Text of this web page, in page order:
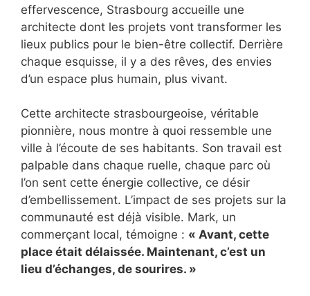
effervescence, Strasbourg accueille une
architecte dont les projets vont transformer les
lieux publics pour le bien-être collectif. Derrière
chaque esquisse, il y a des rêves, des envies
d’un espace plus humain, plus vivant.
Cette architecte strasbourgeoise, véritable
pionnière, nous montre à quoi ressemble une
ville à l’écoute de ses habitants. Son travail est
palpable dans chaque ruelle, chaque parc où
l’on sent cette énergie collective, ce désir
d’embellissement. L’impact de ses projets sur la
communauté est déjà visible. Mark, un
commerçant local, témoigne : « Avant, cette
place était délaissée. Maintenant, c’est un
lieu d’échanges, de sourires. »